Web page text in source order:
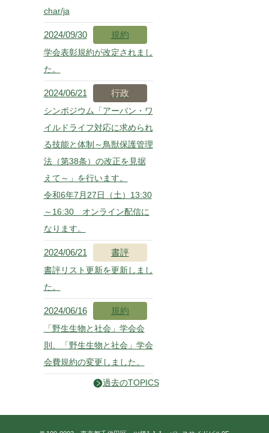
char/ja
2024/09/30 規約
学会表彰規約が改定されまし
た。
2024/06/21 行政
シンポジウム「アーバン・ワ
イルドライフ対応に求められ
る技能と体制～鳥獣保護管理
法（第38条）の改正を見据
えて～」を行います。
令和6年7月27日（土）13:30
～16:30 オンライン配信に
なります。
2024/06/21 書評
書評リスト更新を更新しまし
た。
2024/06/16 規約
「野生生物と社会」学会会
則、「野生生物と社会」学会
会費規約の変更しました。
過去のTOPICS